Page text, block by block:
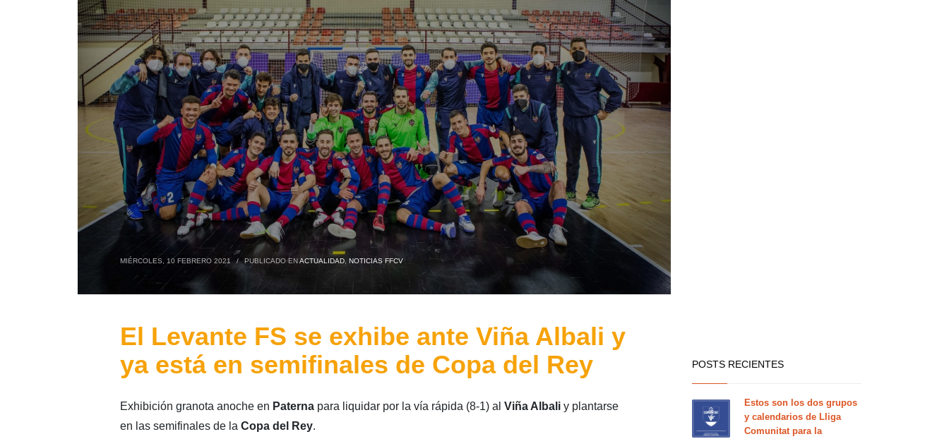
MIÉRCOLES, 10 FEBRERO 2021 / PUBLICADO ENACTUALIDAD, NOTICIAS FFCV
El Levante FS se exhibe ante Viña Albali y
ya está en semifinales de Copa del Rey
Exhibición granota anoche en Paterna para liquidar por la vía rápida (8-1) al Viña Albali y plantarse
en las semifinales de la Copa del Rey.
POSTS RECIENTES
Estos son los dos grupos
y calendarios de Lliga
Comunitat para la